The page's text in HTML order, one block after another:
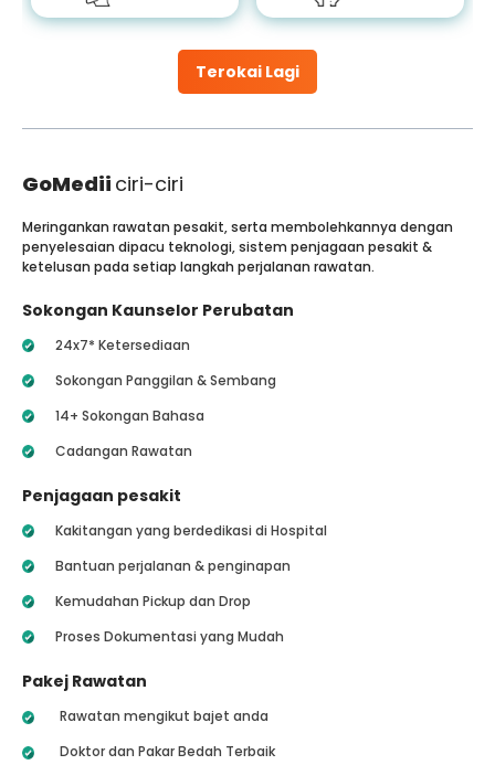
Terokai Lagi
GoMedii ciri-ciri
Meringankan rawatan pesakit, serta membolehkannya dengan
penyelesaian dipacu teknologi, sistem penjagaan pesakit &
ketelusan pada setiap langkah perjalanan rawatan.
Sokongan Kaunselor Perubatan
24x7* Ketersediaan
Sokongan Panggilan & Sembang
14+ Sokongan Bahasa
Cadangan Rawatan
Penjagaan pesakit
Kakitangan yang berdedikasi di Hospital
Bantuan perjalanan & penginapan
Kemudahan Pickup dan Drop
Proses Dokumentasi yang Mudah
Pakej Rawatan
Rawatan mengikut bajet anda
Doktor dan Pakar Bedah Terbaik